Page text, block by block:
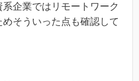
企業ではリモートワーク
そういった点も確認して